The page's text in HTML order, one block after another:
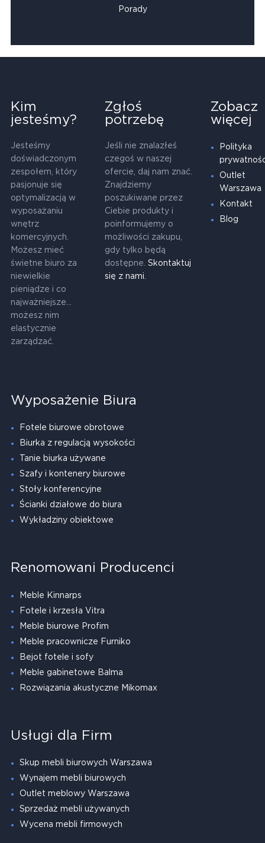
Porady
Kim
jesteśmy?
Jesteśmy
doświadczonym
zespołem, który
pasjonuje się
optymalizacją w
wyposażaniu
wnętrz
komercyjnych.
Możesz mieć
świetne biuro za
niewielkie
pieniądze i co
najważniejsze...
możesz nim
elastycznie
zarządzać.
Zgłoś
potrzebę
Jeśli nie znalazłeś
czegoś w naszej
ofercie, daj nam znać.
Znajdziemy
poszukiwane przez
Ciebie produkty i
poinformujemy o
możliwości zakupu,
gdy tylko będą
dostępne. Skontaktuj
się z nami.
Zobacz
więcej
Polityka
Outlet
Warszawa
Kontakt
Blog
Wyposażenie Biura
Fotele biurowe obrotowe
Biurka z regulacją wysokości
Tanie biurka używane
Szafy i kontenery biurowe
Stoły konferencyjne
Ścianki działowe do biura
Wykładziny obiektowe
Renomowani Producenci
Meble Kinnarps
Fotele i krzesła Vitra
Meble biurowe Profim
Meble pracownicze Furniko
Bejot fotele i sofy
Meble gabinetowe Balma
Rozwiązania akustyczne Mikomax
Usługi dla Firm
Skup mebli biurowych Warszawa
Wynajem mebli biurowych
Outlet meblowy Warszawa
Sprzedaż mebli używanych
Wycena mebli firmowych